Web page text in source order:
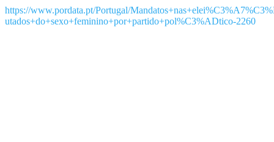
https://www.pordata.pt/Portugal/
utados+do+sexo+feminino+por+partido+pol%C3%ADtico-2260